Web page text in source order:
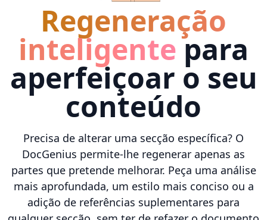
Regeneração
inteligentepara
aperfeiçoar o seu
conteúdo
Precisa de alterar uma secção específica? O
DocGenius permite-lhe regenerar apenas as
partes que pretende melhorar. Peça uma análise
mais aprofundada, um estilo mais conciso ou a
adição de referências suplementares para